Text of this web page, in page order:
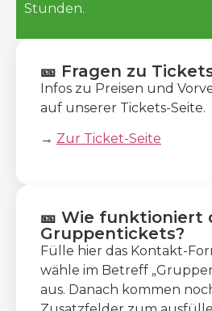
Stunden.
🎫 Fragen zu
Infos zu Preisen und
auf unserer Tickets-Seite.
→ Zur Ticket-Seite
🎫 Wie funktioniert
Gruppentickets?
Fülle hier das Kontakt-
wähle im Betreff
aus. Danach kommen